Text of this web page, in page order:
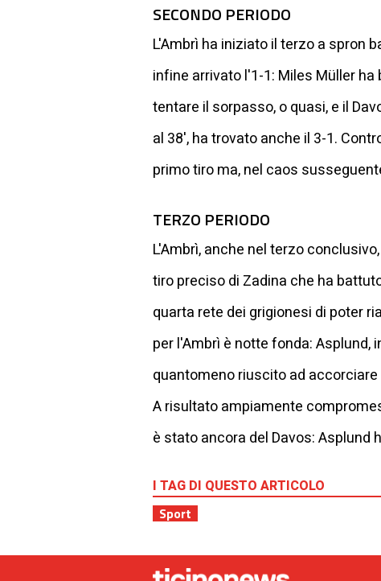
SECONDO PERIODO
L'Ambrì ha iniziato il terzo a spron
infine arrivato l'1-1: Miles Müller
tentare il sorpasso, o quasi, e il
al 38', ha trovato anche il 3-1.
primo tiro ma, nel caos
TERZO PERIODO
L'Ambrì, anche nel terzo
tiro preciso di Zadina che ha
quarta rete dei grigionesi di poter
per l'Ambrì è notte fonda: Asplund,
quantomeno riuscito ad accorciare
A risultato ampiamente
è stato ancora del Davos: Asplund
I TAG DI QUESTO ARTICOLO
Sport